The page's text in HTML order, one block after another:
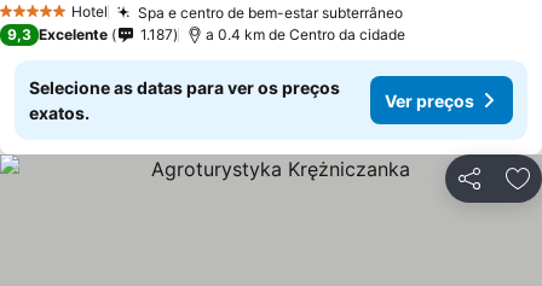
5 Estrelas Hotel Spa e centro de bem-estar subterrâneoVer preços
9,3 Excelente 1.187 a 0.4 km de Centro da cidade
Selecione as datas para ver os preços
exatos.
Ver preços
Partilhar